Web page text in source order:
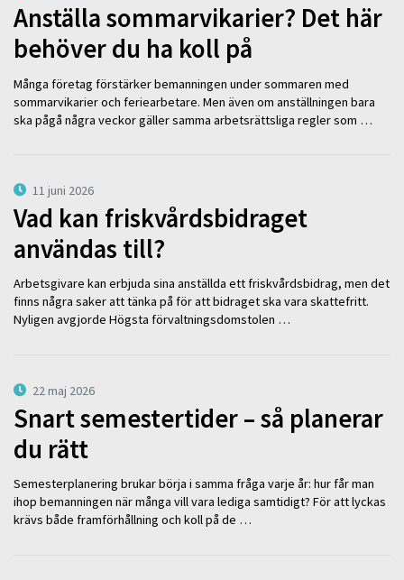
Anställa sommarvikarier? Det här
behöver du ha koll på
Många företag förstärker bemanningen under sommaren med
sommarvikarier och feriearbetare. Men även om anställningen bara
ska pågå några veckor gäller samma arbetsrättsliga regler som …
11 juni 2026
Vad kan friskvårdsbidraget
användas till?
Arbetsgivare kan erbjuda sina anställda ett friskvårdsbidrag, men det
finns några saker att tänka på för att bidraget ska vara skattefritt.
Nyligen avgjorde Högsta förvaltningsdomstolen …
22 maj 2026
Snart semestertider – så planerar
du rätt
Semesterplanering brukar börja i samma fråga varje år: hur får man
ihop bemanningen när många vill vara lediga samtidigt? För att lyckas
krävs både framförhållning och koll på de …